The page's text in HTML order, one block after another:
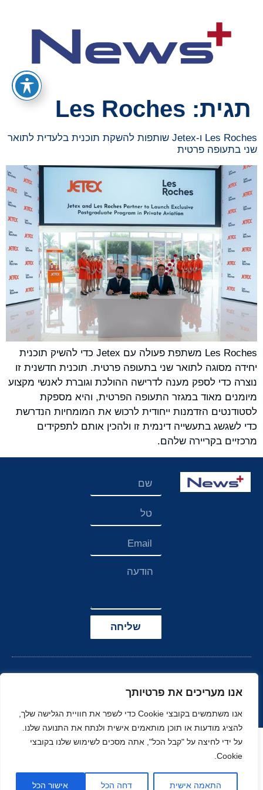
אנו מעריכים את פרטיותך
אנו משתמשים בקובצי Cookie כדי לשפר את חוויית הגלישה שלך,
להציג מודעות או תוכן מותאמים אישית ולנתח את התנועה שלנו.
על ידי לחיצה על "קבל הכל", אתה מסכים לשימוש שלנו בקובצי
Cookie.
התאמה אישית דחה הכל אישור הכל
תגית: Les Roches
Les Roches ו-Jetex שותפות להשקת תוכנית בלעדית לתואר
שני בתעופה פרטית
Les Roches משתפת פעולה עם Jetex כדי להשיק תוכנית
יחידה מסוגה לתואר שני בתעופה פרטית. תוכנית חדשנית זו
נוצרה כדי לספק מענה לדרישה ההולכת וגוברת לאנשי מקצוע
מיומנים מאוד במגזר התעופה הפרטית, והיא מספקת
לסטודנטים הזדמנות ייחודית לרכוש את המומחיות הנדרשת
כדי לשגשג בתעשייה דינמית זו ולהכין אותם לתפקידים
מרכזיים בקריירה שלהם.
שליחה
הצהרת נגישות
נוי
MOONART